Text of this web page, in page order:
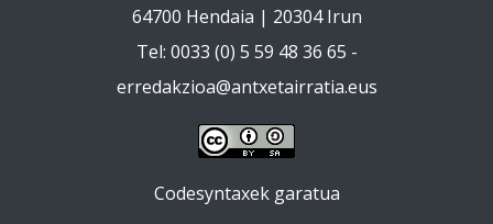
64700 Hendaia | 20304 Irun
Tel: 0033 (0) 5 59 48 36 65 -
erredakzioa@antxetairratia.eus
Codesyntaxek garatua